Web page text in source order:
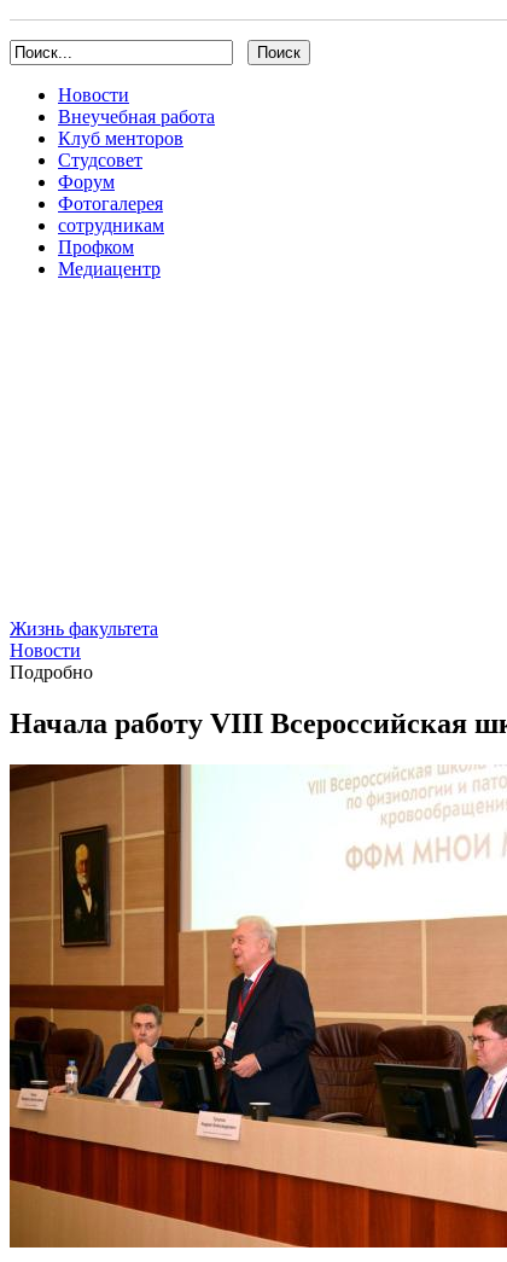
Новости
Внеучебная работа
Клуб менторов
Студсовет
Форум
Фотогалерея
сотрудникам
Профком
Медиацентр
Жизнь факультета
Новости
Подробно
Начала работу VIII Всероссийская